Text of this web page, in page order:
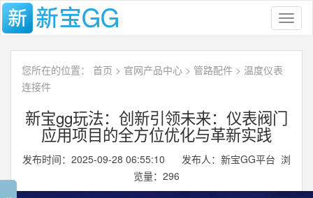
您所在的位置： 首页 > 官网产品中心 > 管路配件 > 温度仪表
连接件
新宝gg玩法：创新引领未来：仪表阀门
应用项目的全方位优化与革新实践
发布时间：2025-09-28 06:55:10 发布人：新宝GG平台 浏
览量： 296